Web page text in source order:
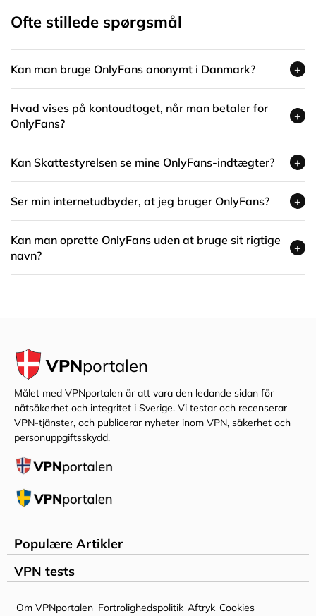
Ofte stillede spørgsmål
Kan man bruge OnlyFans anonymt i Danmark? +
Hvad vises på kontoudtoget, når man betaler for
OnlyFans?
+
Kan Skattestyrelsen se mine OnlyFans-indtægter? +
Ser min internetudbyder, at jeg bruger OnlyFans? +
Kan man oprette OnlyFans uden at bruge sit rigtige
navn?
+
VPNportalen
Målet med VPNportalen är att vara den ledande sidan för
nätsäkerhet och integritet i Sverige. Vi testar och recenserar
VPN-tjänster, och publicerar nyheter inom VPN, säkerhet och
personuppgiftsskydd.
Populære Artikler
ER VPN LOVLIGT?
BEDSTE GRATIS VPN’ER
VPN tests
NORDVPN
Om VPNportalen Fortrolighedspolitik Aftryk Cookies